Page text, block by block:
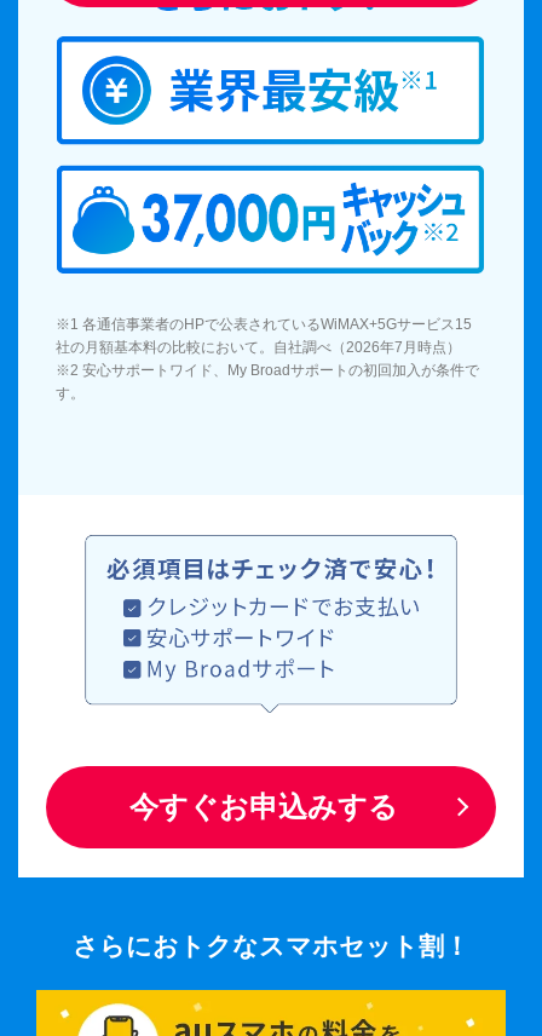
※1 各通信事業者のHPで公表されているWiMAX+5Gサービス15
社の月額基本料の比較において。自社調べ（2026年7月時点）
※2 安心サポートワイド、My Broadサポートの初回加入が条件で
す。
今すぐお申込みする
さらにおトクなスマホセット割！